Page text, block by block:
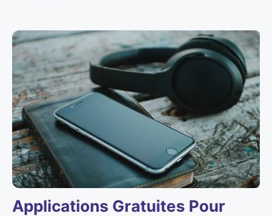
Applications Gratuites Pour